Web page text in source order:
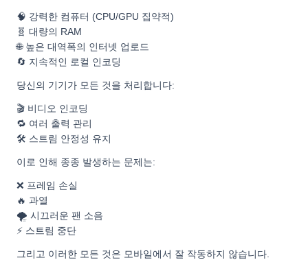
🧠 강력한 컴퓨터 (CPU/GPU 집약적)
🧬 대량의 RAM
🌐 높은 대역폭의 인터넷 업로드
🔄 지속적인 로컬 인코딩
당신의 기기가 모든 것을 처리합니다:
🎬 비디오 인코딩
🔁 여러 출력 관리
🛠️ 스트림 안정성 유지
이로 인해 종종 발생하는 문제는:
❌ 프레임 손실
🔥 과열
🌪️ 시끄러운 팬 소음
⚡ 스트림 중단
그리고 이러한 모든 것은 모바일에서 잘 작동하지 않습니다.